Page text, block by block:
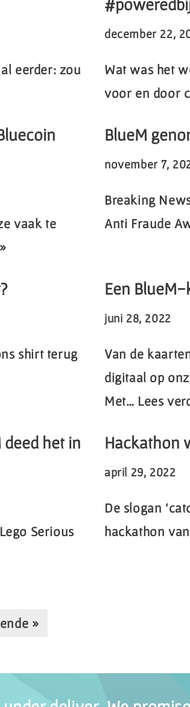
eerder: zou
december 22,
Wat was het
voor en door
vaak te
BlueM
november 7,
Breaking
Anti Fraude
shirt terug
Een
juni 28, 2022
Van de
digitaal op
Met… Lees
het in
Serious
Hackathon
april 29, 2022
De slogan
hackathon
»